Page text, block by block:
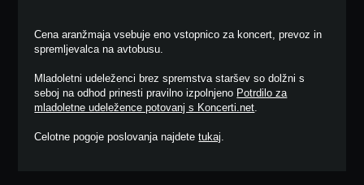
Cena aranžmaja vsebuje eno vstopnico za koncert, prevoz in
spremljevalca na avtobusu.
Mladoletni udeleženci brez spremstva staršev so dolžni s
seboj na odhod prinesti pravilno izpolnjeno Potrdilo za
mladoletne udeležence potovanj s Koncerti.net.
Celotne pogoje poslovanja najdetetukaj.